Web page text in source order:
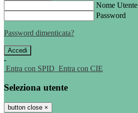
Nome Utente
Password
Password dimenticata?
-
Entra con SPID Entra con CIE
Seleziona utente
button close ×